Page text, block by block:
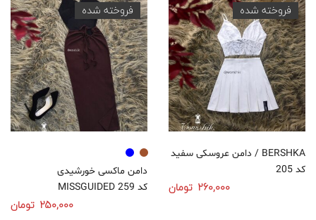
فروخته شده
دامن ماکسی خورشیدی
MISSGUIDED کد 259
250,000 تومان
فروخته شده
دامن عروسکی سفید / BERSHKA
کد 205
260,000 تومان